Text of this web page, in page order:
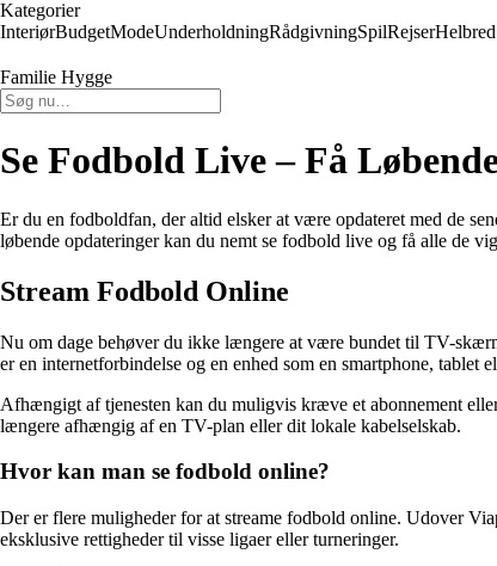
Kategorier
InteriørBudgetModeUnderholdningRådgivningSpilRejserHelbred
Familie Hygge
Se Fodbold Live – Få
Er du en fodboldfan, der altid elsker at være opdateret med de
løbende opdateringer kan du nemt se fodbold live og få alle de
Stream Fodbold Online
Nu om dage behøver du ikke længere at være bundet til TV-
er en internetforbindelse og en enhed som en smartphone, tablet
Afhængigt af tjenesten kan du muligvis kræve et abonnement
længere afhængig af en TV-plan eller dit lokale kabelselskab.
Hvor kan man se fodbold online?
Der er flere muligheder for at streame fodbold online. Udover
eksklusive rettigheder til visse ligaer eller turneringer.